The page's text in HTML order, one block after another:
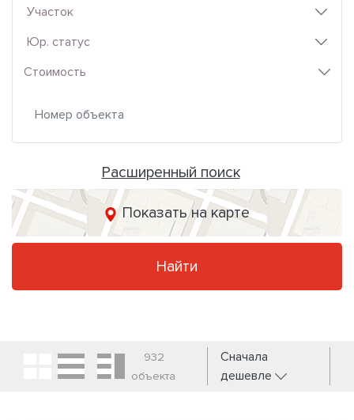
Участок
Юр. статус
Стоимость
Расширенный поиск
Показать на карте
Найти
932
объекта
Сначала
дешевле